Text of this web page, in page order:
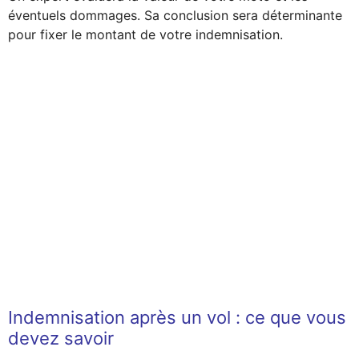
éventuels dommages. Sa conclusion sera déterminante
pour fixer le montant de votre indemnisation.
Indemnisation après un vol : ce que vous
devez savoir